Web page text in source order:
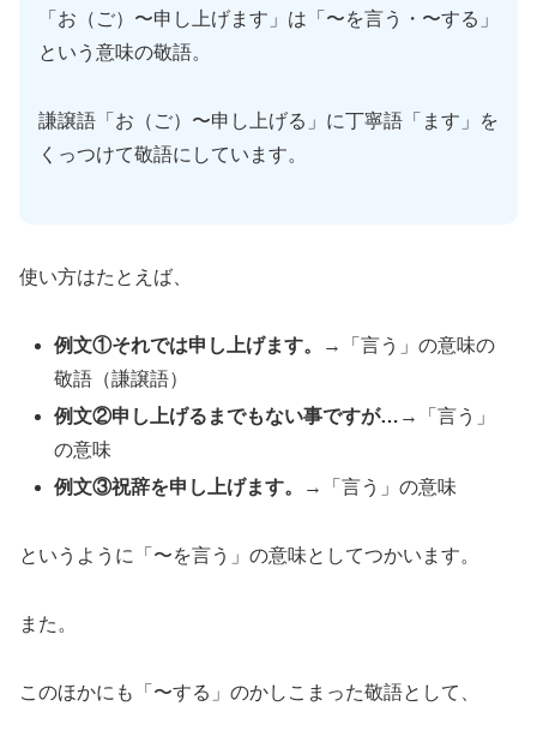
「お（ご）〜申し上げます」は「〜を言う・〜する」
という意味の敬語。
謙譲語「お（ご）〜申し上げる」に丁寧語「ます」を
くっつけて敬語にしています。
使い方はたとえば、
例文①それでは申し上げます。
→「言う」の意味の
敬語（謙譲語）
例文②申し上げるまでもない事ですが… →「言う」
の意味
例文③祝辞を申し上げます。
→「言う」の意味
というように「〜を言う」の意味としてつかいます。
また。
このほかにも「〜する」のかしこまった敬語として、